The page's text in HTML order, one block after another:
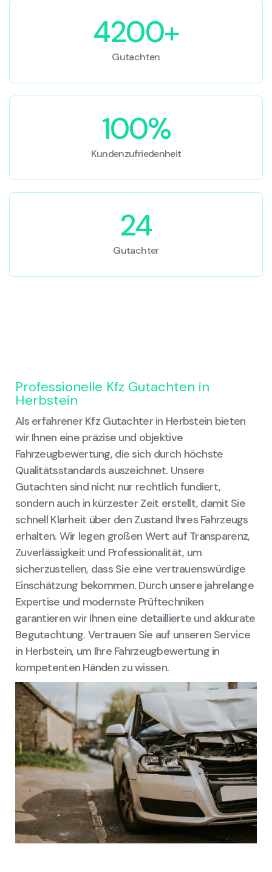
4200+
Gutachten
100%
Kundenzufriedenheit
24
Gutachter
Professionelle Kfz Gutachten in
Herbstein
Als erfahrener Kfz Gutachter in Herbstein bieten
wir Ihnen eine präzise und objektive
Fahrzeugbewertung, die sich durch höchste
Qualitätsstandards auszeichnet. Unsere
Gutachten sind nicht nur rechtlich fundiert,
sondern auch in kürzester Zeit erstellt, damit Sie
schnell Klarheit über den Zustand Ihres Fahrzeugs
erhalten. Wir legen großen Wert auf Transparenz,
Zuverlässigkeit und Professionalität, um
sicherzustellen, dass Sie eine vertrauenswürdige
Einschätzung bekommen. Durch unsere jahrelange
Expertise und modernste Prüftechniken
garantieren wir Ihnen eine detaillierte und akkurate
Begutachtung. Vertrauen Sie auf unseren Service
in Herbstein, um Ihre Fahrzeugbewertung in
kompetenten Händen zu wissen.